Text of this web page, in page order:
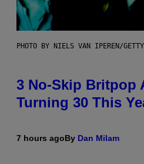
PHOTO BY NIELS VAN IPEREN/
3 No-Skip Britpop
Turning 30 This
7 hours agoBy Dan Milam